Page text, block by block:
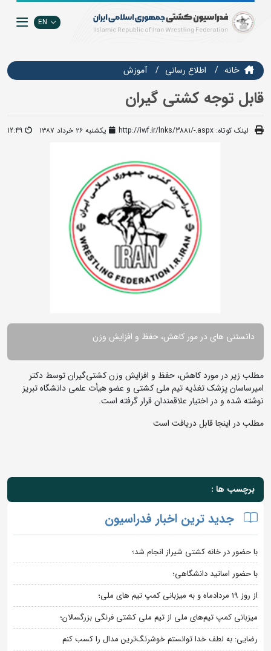
EN
خانه اطلاع رسانی آموزش
قابل توجه کشتی گیران
لینک کوتاه: http://iwf.ir/lnks/3881/-.aspx یکشنبه ۲۶ خرداد ۱۳۸۷ 12:49
دانستنی های در مور کاهش، حفظ و افزایش وزن
مطلب زیر در مورد کاهش، حفظ و افزایش وزن کشتی‌گیران توسط دکتر
امیرساسان پزشک تغذیه تیم ملی کشتی و عضو هیأت علمی دانشگاه تبریز
نوشته شده و در اختیار علاقمندان قرار گرفته است.
مطلب در اینجا قابل دریافت است
برچسب ها :
جدید ترین اخبار فدراسیون
با حضور در خانه کشتی شیراز انجام شد؛
با حضور اساتید دانشگاهی؛
از روز 19 مردادماه و به میزبانی کمپ تیم های ملی؛
میزبانی کمپ تیم‌های ملی از تیم ملی کشتی فرنگی بزرگسالان؛
رضایی: به لطف خدا توانستم خوشرنگ‌ترین مدال را کسب کنم